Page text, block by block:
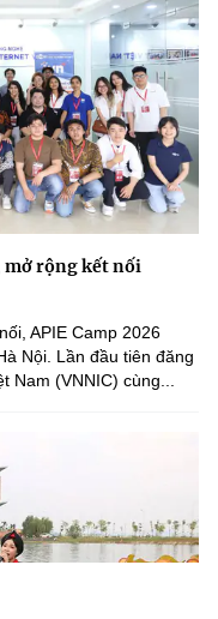
mở rộng kết nối
APIE Camp 2026
Nội. Lần đầu tiên đăng
(VNNIC) cùng...